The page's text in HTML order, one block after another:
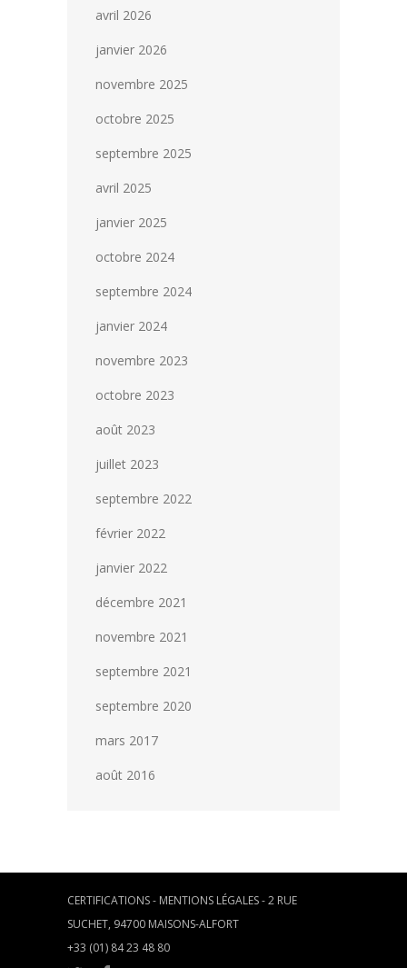
avril 2026
janvier 2026
novembre 2025
octobre 2025
septembre 2025
avril 2025
janvier 2025
octobre 2024
septembre 2024
janvier 2024
novembre 2023
octobre 2023
août 2023
juillet 2023
septembre 2022
février 2022
janvier 2022
décembre 2021
novembre 2021
septembre 2021
septembre 2020
mars 2017
août 2016
CERTIFICATIONS- MENTIONS LÉGALES- 2 RUE
SUCHET, 94700 MAISONS-ALFORT
+33 (01) 84 23 48 80